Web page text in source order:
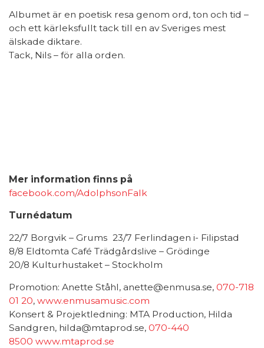
Albumet är en poetisk resa genom ord, ton och tid –
och ett kärleksfullt tack till en av Sveriges mest
älskade diktare.
Tack, Nils – för alla orden.
Mer information finns på
facebook.com/AdolphsonFalk
Turnédatum
22/7 Borgvik – Grums 23/7 Ferlindagen i- Filipstad
8/8 Eldtomta Café Trädgårdslive – Grödinge
20/8 Kulturhustaket – Stockholm
Promotion: Anette Ståhl, anette@enmusa.se, 070-718
01 20, www.enmusamusic.com
Konsert & Projektledning: MTA Production, Hilda
Sandgren, hilda@mtaprod.se, 070-440
8500 www.mtaprod.se